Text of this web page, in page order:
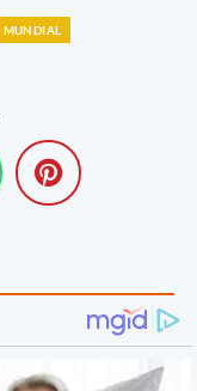
MUNDIAL